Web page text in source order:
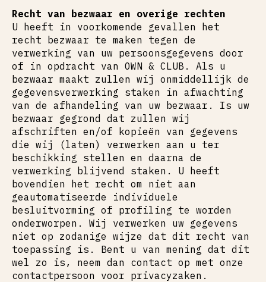
Recht van bezwaar en overige rechten
U heeft in voorkomende gevallen het
recht bezwaar te maken tegen de
verwerking van uw persoonsgegevens door
of in opdracht van OWN & CLUB. Als u
bezwaar maakt zullen wij onmiddellijk de
gegevensverwerking staken in afwachting
van de afhandeling van uw bezwaar. Is uw
bezwaar gegrond dat zullen wij
afschriften en/of kopieën van gegevens
die wij (laten) verwerken aan u ter
beschikking stellen en daarna de
verwerking blijvend staken. U heeft
bovendien het recht om niet aan
geautomatiseerde individuele
besluitvorming of profiling te worden
onderworpen. Wij verwerken uw gegevens
niet op zodanige wijze dat dit recht van
toepassing is. Bent u van mening dat dit
wel zo is, neem dan contact op met onze
contactpersoon voor privacyzaken.